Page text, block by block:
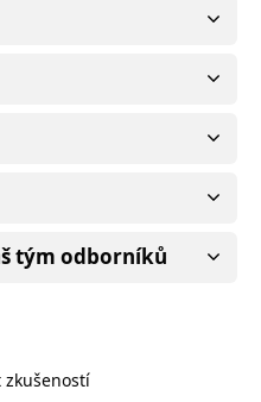
tým odborníků
zkušeností